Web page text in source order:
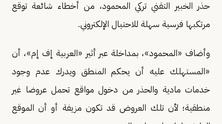
حذر الخبير التقني تركي المحمود، من أخطاء شائعة توقع
مرتكبها فرسية سهلة للاحتيال الإلكتروني.
وأضاف «المحمود»، بمداخلة عبر أثير «العربية إف إم»، أن
«المستهلك عليه أن يحكم المنطق ويدرك عدم وجود
خدمات مادية والحذر من دخول مواقع تحمل عروضا غير
منطقية؛ لأن تلك العروض قد تكون مزيفة أو أن الموقع